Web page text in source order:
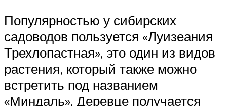
Популярностью у сибирских
садоводов пользуется «Луизеания
Трехлопастная», это один из видов
растения, который также можно
встретить под названием
«Миндаль». Деревце получается